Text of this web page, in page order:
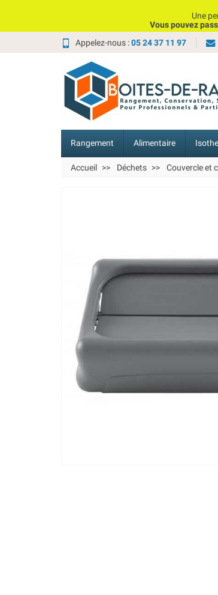
Une
Vous pouvez
Appelez-nous :05 24 37 11 97
Rangement Alimentaire
Accueil Déchets Couvercle et